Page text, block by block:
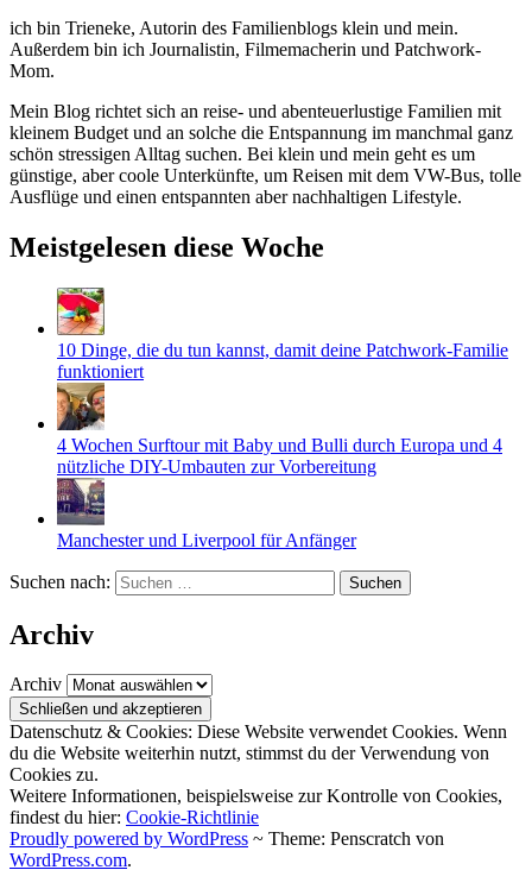
ich bin Trieneke, Autorin des Familienblogs klein und mein.
Außerdem bin ich Journalistin, Filmemacherin und Patchwork-
Mom.
Mein Blog richtet sich an reise- und abenteuerlustige Familien mit
kleinem Budget und an solche die Entspannung im manchmal ganz
schön stressigen Alltag suchen. Bei klein und mein geht es um
günstige, aber coole Unterkünfte, um Reisen mit dem VW-Bus, tolle
Ausflüge und einen entspannten aber nachhaltigen Lifestyle.
Meistgelesen diese Woche
10 Dinge, die du tun kannst, damit deine Patchwork-Familie
funktioniert
4 Wochen Surftour mit Baby und Bulli durch Europa und 4
nützliche DIY-Umbauten zur Vorbereitung
Manchester und Liverpool für Anfänger
Suchen nach:
Archiv
Archiv
Datenschutz & Cookies: Diese Website verwendet Cookies. Wenn
du die Website weiterhin nutzt, stimmst du der Verwendung von
Cookies zu.
Weitere Informationen, beispielsweise zur Kontrolle von Cookies,
findest du hier: Cookie-Richtlinie
Proudly powered by WordPress ~ Theme: Penscratch von
WordPress.com.